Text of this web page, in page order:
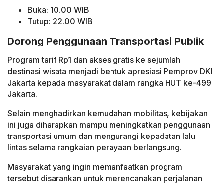
Buka: 10.00 WIB
Tutup: 22.00 WIB
Dorong Penggunaan Transportasi Publik
Program tarif Rp1 dan akses gratis ke sejumlah
destinasi wisata menjadi bentuk apresiasi Pemprov DKI
Jakarta kepada masyarakat dalam rangka HUT ke-499
Jakarta.
Selain menghadirkan kemudahan mobilitas, kebijakan
ini juga diharapkan mampu meningkatkan penggunaan
transportasi umum dan mengurangi kepadatan lalu
lintas selama rangkaian perayaan berlangsung.
Masyarakat yang ingin memanfaatkan program
tersebut disarankan untuk merencanakan perjalanan